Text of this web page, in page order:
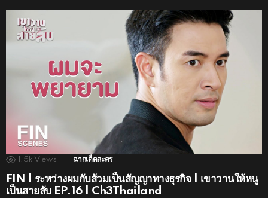
1.5k Views ฉากเด็ดละคร
FIN | ระหว่างผมกับส้วมเป็นสัญญาทางธุรกิจ | เขาวานให้หนู
เป็นสายลับ EP.16 | Ch3Thailand